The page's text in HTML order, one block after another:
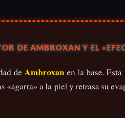
DE AMBROXAN Y EL
de Ambroxanen la base. Esta
«agarra» a la piel y retrasa su